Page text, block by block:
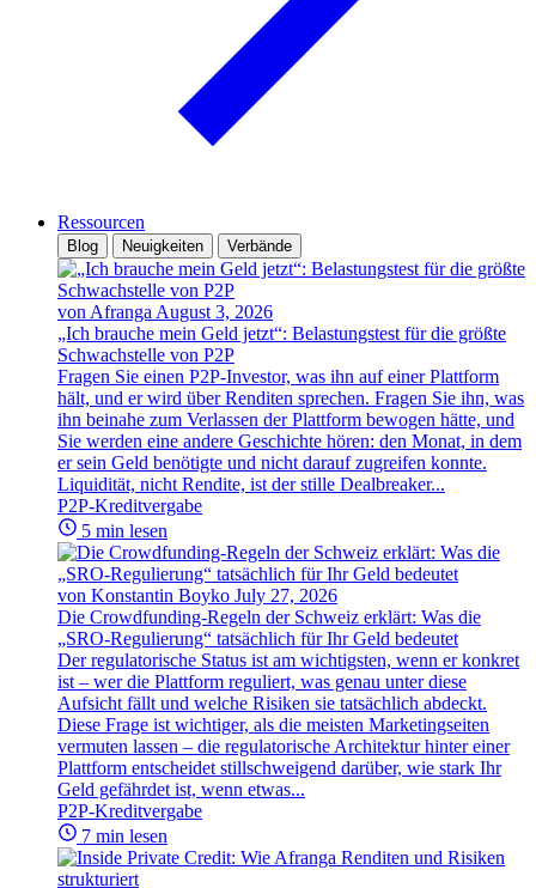
Ressourcen
Blog Neuigkeiten Verbände
von Afranga August 3, 2026
„Ich brauche mein Geld jetzt“: Belastungstest für die größte
Schwachstelle von P2P
Fragen Sie einen P2P-Investor, was ihn auf einer Plattform
hält, und er wird über Renditen sprechen. Fragen Sie ihn, was
ihn beinahe zum Verlassen der Plattform bewogen hätte, und
Sie werden eine andere Geschichte hören: den Monat, in dem
er sein Geld benötigte und nicht darauf zugreifen konnte.
Liquidität, nicht Rendite, ist der stille Dealbreaker...
P2P-Kreditvergabe
5 min lesen
von Konstantin Boyko July 27, 2026
Die Crowdfunding-Regeln der Schweiz erklärt: Was die
„SRO-Regulierung“ tatsächlich für Ihr Geld bedeutet
Der regulatorische Status ist am wichtigsten, wenn er konkret
ist – wer die Plattform reguliert, was genau unter diese
Aufsicht fällt und welche Risiken sie tatsächlich abdeckt.
Diese Frage ist wichtiger, als die meisten Marketingseiten
vermuten lassen – die regulatorische Architektur hinter einer
Plattform entscheidet stillschweigend darüber, wie stark Ihr
Geld gefährdet ist, wenn etwas...
P2P-Kreditvergabe
7 min lesen